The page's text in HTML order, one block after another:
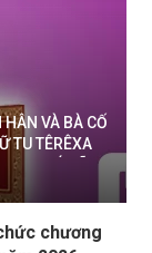
VÀ BÀ CỐ
TU TÊRÊXA
HOÁ ĐÃ
chương